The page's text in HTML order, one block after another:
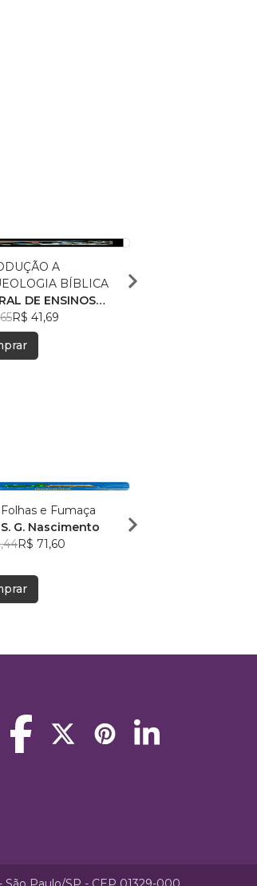
A
BÍBLICA
DE ENSINOS
R$ 41,69
CENTRAL DE
e Fumaça
G. Nascimento
R$ 71,60
Sidney Regi Junior